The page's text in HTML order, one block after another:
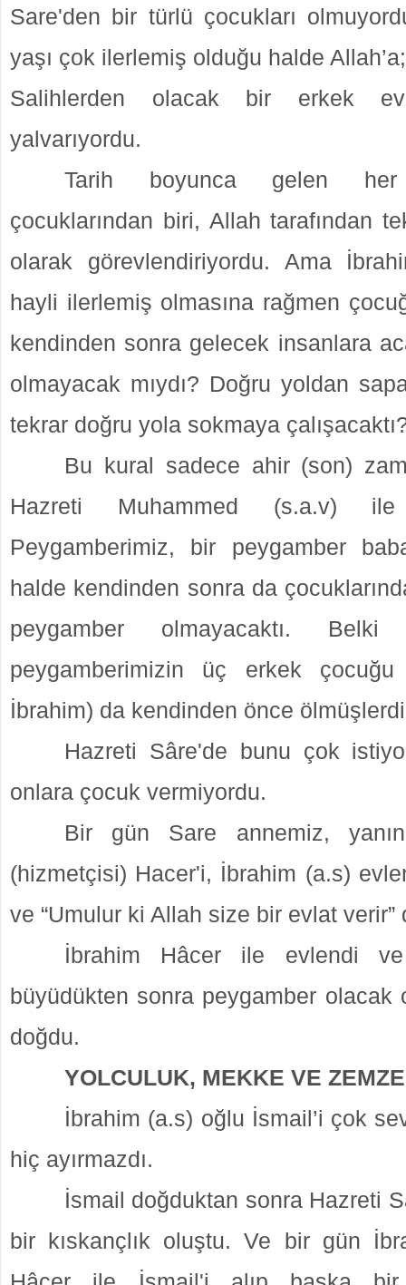
Sare'den bir türlü çocukları
yaşı çok ilerlemiş olduğu halde
Salihlerden olacak bir erkek
yalvarıyordu.
Tarih boyunca gelen her
çocuklarından biri, Allah tarafından
olarak görevlendiriyordu. Ama
hayli ilerlemiş olmasına rağmen
kendinden sonra gelecek insanlara
olmayacak mıydı? Doğru yoldan
tekrar doğru yola sokmaya
Bu kural sadece ahir (son)
Hazreti Muhammed (s.a.v) ile
Peygamberimiz, bir peygamber
halde kendinden sonra da
peygamber olmayacaktı.
peygamberimizin üç erkek çocuğu
İbrahim) da kendinden önce
Hazreti Sâre'de bunu çok
onlara çocuk vermiyordu.
Bir gün Sare annemiz,
(hizmetçisi) Hacer'i, İbrahim (a.s)
ve “Umulur ki Allah size bir evlat verir”
İbrahim Hâcer ile evlendi
büyüdükten sonra peygamber olacak
doğdu.
YOLCULUK, MEKKE VE
İbrahim (a.s) oğlu İsmail’i çok
hiç ayırmazdı.
İsmail doğduktan sonra Hazreti
bir kıskançlık oluştu. Ve bir gün